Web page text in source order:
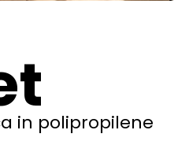
in polipropilene